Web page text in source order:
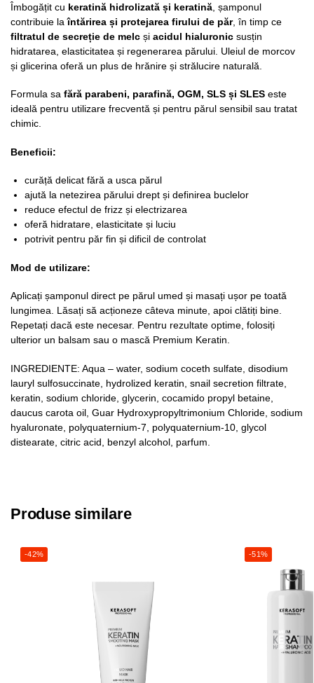
Îmbogățit cu keratină hidrolizată și keratină , șamponul
contribuie laîntărirea și protejarea firului de păr, în timp ce
filtratul de secreție de melc și acidul hialuronic susțin
hidratarea, elasticitatea și regenerarea părului. Uleiul de morcov
și glicerina oferă un plus de hrănire și strălucire naturală.
Formula sa fără parabeni, parafină, OGM, SLS și SLES este
ideală pentru utilizare frecventă și pentru părul sensibil sau tratat
chimic.
Beneficii:
curăță delicat fără a usca părul
ajută la netezirea părului drept și definirea buclelor
reduce efectul de frizz și electrizarea
oferă hidratare, elasticitate și luciu
potrivit pentru păr fin și dificil de controlat
Mod de utilizare:
Aplicați șamponul direct pe părul umed și masați ușor pe toată
lungimea. Lăsați să acționeze câteva minute, apoi clătiți bine.
Repetați dacă este necesar. Pentru rezultate optime, folosiți
ulterior un balsam sau o mască Premium Keratin.
INGREDIENTE: Aqua – water, sodium coceth sulfate, disodium
lauryl sulfosuccinate, hydrolized keratin, snail secretion filtrate,
keratin, sodium chloride, glycerin, cocamido propyl betaine,
daucus carota oil, Guar Hydroxypropyltrimonium Chloride, sodium
hyaluronate, polyquaternium-7, polyquaternium-10, glycol
distearate, citric acid, benzyl alcohol, parfum.
Produse similare
-42% -51%